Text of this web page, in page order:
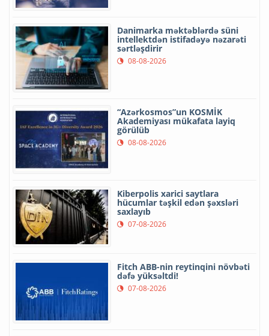
Danimarka məktəblərdə süni
intellektdən istifadəyə nəzarəti
sərtləşdirir
08-08-2026
“Azərkosmos”un KOSMİK
Akademiyası mükafata layiq
görülüb
08-08-2026
Kiberpolis xarici saytlara
hücumlar təşkil edən şəxsləri
saxlayıb
07-08-2026
Fitch ABB-nin reytinqini növbəti
dəfə yüksəltdi!
07-08-2026